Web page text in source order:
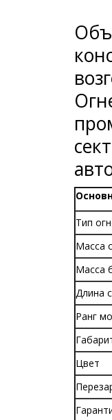
Тип
Масса
Масса
Длина
Ранг
Цвет